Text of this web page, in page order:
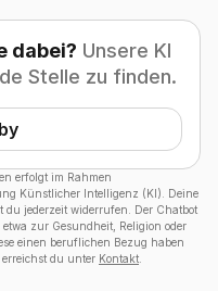
dabei? Unsere KI
Stelle zu finden.
erfolgt im Rahmen
Künstlicher Intelligenz (KI). Deine
jederzeit widerrufen. Der Chatbot
zur Gesundheit, Religion oder
einen beruflichen Bezug haben
erreichst du unter Kontakt